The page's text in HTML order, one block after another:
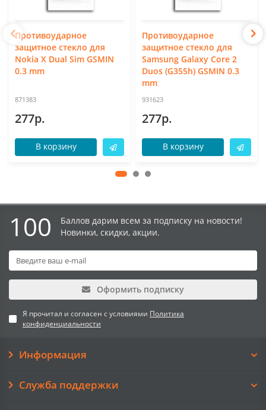
Противоударное
защитное стекло для
Nokia X Dual Sim GSMIN
0.3 mm
871383
277р.
В корзину
Противоударное
защитное стекло для
Samsung Galaxy Core 2
Duos (G355h) GSMIN 0.3
mm
931623
277р.
В корзину
100
Баллов дарим всем за подписку на новости!
Новинки, скидки, акции.
Оформить подписку
Я прочитал и согласен с условиями Политика
конфиденциальности
Информация
Служба поддержки